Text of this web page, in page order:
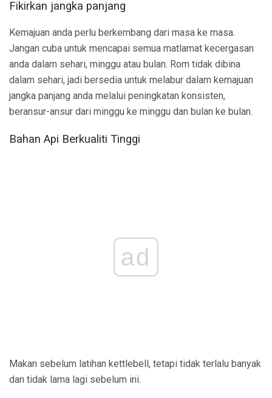
Fikirkan jangka panjang
Kemajuan anda perlu berkembang dari masa ke masa.
Jangan cuba untuk mencapai semua matlamat kecergasan
anda dalam sehari, minggu atau bulan. Rom tidak dibina
dalam sehari, jadi bersedia untuk melabur dalam kemajuan
jangka panjang anda melalui peningkatan konsisten,
beransur-ansur dari minggu ke minggu dan bulan ke bulan.
Bahan Api Berkualiti Tinggi
ad
Makan sebelum latihan kettlebell, tetapi tidak terlalu banyak
dan tidak lama lagi sebelum ini.